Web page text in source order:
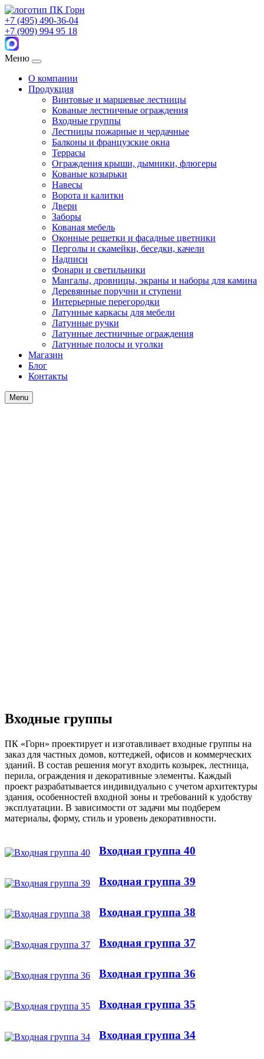
+7 (495) 490-36-04
+7 (909) 994 95 18
Меню
О компании
Продукция
Винтовые и маршевые лестницы
Кованые лестничные ограждения
Входные группы
Лестницы пожарные и чердачные
Балконы и французские окна
Террасы
Ограждения крыши, дымники, флюгеры
Кованые козырьки
Навесы
Ворота и калитки
Двери
Заборы
Кованая мебель
Оконные решетки и фасадные цветники
Перголы и скамейки, беседки, качели
Надписи
Фонари и светильники
Мангалы, дровницы, экраны и наборы для камина
Деревянные поручни и ступени
Интерьерные перегородки
Латунные каркасы для мебели
Латунные ручки
Латунные лестничные ограждения
Латунные полосы и уголки
Магазин
Блог
Контакты
Menu
Входные группы
ПК «Горн» проектирует и изготавливает входные группы на
заказ для частных домов, коттеджей, офисов и коммерческих
зданий. В состав решения могут входить козырек, лестница,
перила, ограждения и декоративные элементы. Каждый
проект разрабатывается индивидуально с учетом архитектуры
здания, особенностей входной зоны и требований к удобству
эксплуатации. В зависимости от задачи мы подберем
материалы, форму, стиль и уровень декоративности.
Входная группа 40
Входная группа 39
Входная группа 38
Входная группа 37
Входная группа 36
Входная группа 35
Входная группа 34